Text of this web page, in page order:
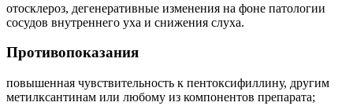
отосклероз, дегенеративные изменения на фоне патологии
сосудов внутреннего уха и снижения слуха.
Противопоказания
повышенная чувствительность к пентоксифиллину, другим
метилксантинам или любому из компонентов препарата;